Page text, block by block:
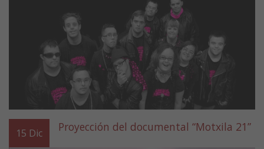
15 Dic Proyección del documental “Motxila 21”